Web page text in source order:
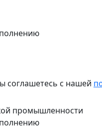
соглашетесь с нашей
промышленности